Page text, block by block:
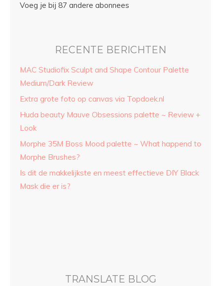
Voeg je bij 87 andere abonnees
RECENTE BERICHTEN
MAC Studiofix Sculpt and Shape Contour Palette
Medium/Dark Review
Extra grote foto op canvas via Topdoek.nl
Huda beauty Mauve Obsessions palette ~ Review +
Look
Morphe 35M Boss Mood palette ~ What happend to
Morphe Brushes?
Is dit de makkelijkste en meest effectieve DIY Black
Mask die er is?
TRANSLATE BLOG